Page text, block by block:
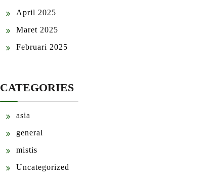
April 2025
Maret 2025
Februari 2025
CATEGORIES
asia
general
mistis
Uncategorized